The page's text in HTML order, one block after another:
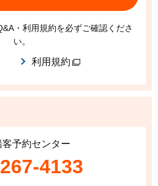
・利用規約を必ずご確認くださ
い。
利用規約
客予約センター
4133